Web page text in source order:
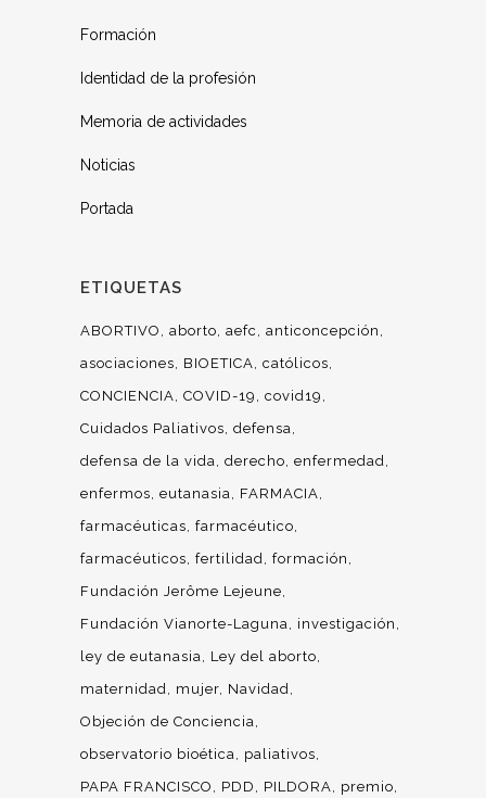
Formación
Identidad de la profesión
Memoria de actividades
Noticias
Portada
ETIQUETAS
ABORTIVO aborto aefc
anticoncepción
asociaciones
BIOETICA católicos
CONCIENCIA COVID-19
covid19
Cuidados Paliativos defensa
defensa de la vida derecho enfermedad
enfermos eutanasia
FARMACIA
farmacéuticas farmacéutico
farmacéuticos fertilidad formación
Fundación Jerôme Lejeune
Fundación Vianorte-Laguna
investigación
ley de eutanasia
Ley del aborto
maternidad
mujer Navidad
Objeción de Conciencia
observatorio bioética
paliativos
PAPA FRANCISCO
PDD PILDORA
premio